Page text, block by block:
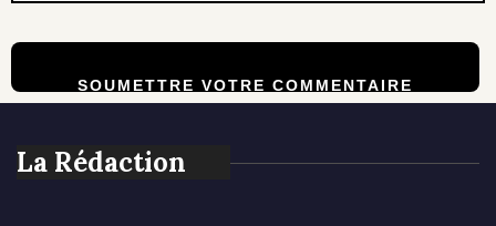
La Rédaction